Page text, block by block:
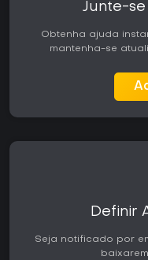
Junte-se
Obtenha ajuda
mantenha-se
Definir
Seja notificado por